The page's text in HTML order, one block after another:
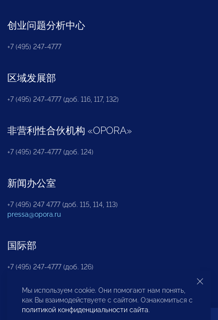
创业问题分析中心
+7 (495) 247-4777
区域发展部
+7 (495) 247-4777 (доб. 116, 117, 132)
非营利性合伙机构 «OPORA»
+7 (495) 247-4777 (доб. 124)
新闻办公室
+7 (495) 247 4777 (доб. 115, 114, 113)
pressa@opora.ru
国际部
+7 (495) 247-4777 (доб. 126)
商投权益保护部
Мы используем cookie. Они помогают нам понять,
как Вы взаимодействуете с сайтом. Ознакомиться с
политикой конфиденциальности сайта.